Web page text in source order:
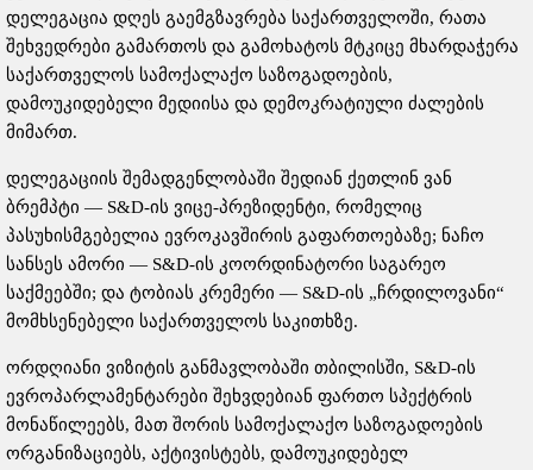
დელეგაცია დღეს გაემგზავრება საქართველოში, რათა
შეხვედრები გამართოს და გამოხატოს მტკიცე მხარდაჭერა
საქართველოს სამოქალაქო საზოგადოების,
დამოუკიდებელი მედიისა და დემოკრატიული ძალების
მიმართ.
დელეგაციის შემადგენლობაში შედიან ქეთლინ ვან
ბრემპტი — S&D-ის ვიცე-პრეზიდენტი, რომელიც
პასუხისმგებელია ევროკავშირის გაფართოებაზე; ნაჩო
სანსეს ამორი — S&D-ის კოორდინატორი საგარეო
საქმეებში; და ტობიას კრემერი — S&D-ის „ჩრდილოვანი“
მომხსენებელი საქართველოს საკითხზე.
ორდღიანი ვიზიტის განმავლობაში თბილისში, S&D-ის
ევროპარლამენტარები შეხვდებიან ფართო სპექტრის
მონაწილეებს, მათ შორის სამოქალაქო საზოგადოების
ორგანიზაციებს, აქტივისტებს, დამოუკიდებელ